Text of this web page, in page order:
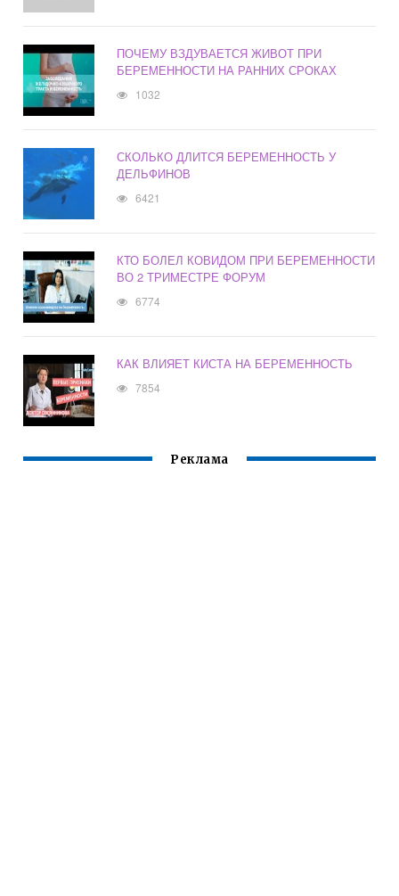
ПОЧЕМУ ВЗДУВАЕТСЯ ЖИВОТ ПРИ
БЕРЕМЕННОСТИ НА РАННИХ СРОКАХ
1032
СКОЛЬКО ДЛИТСЯ БЕРЕМЕННОСТЬ У
ДЕЛЬФИНОВ
6421
КТО БОЛЕЛ КОВИДОМ ПРИ БЕРЕМЕННОСТИ
ВО 2 ТРИМЕСТРЕ ФОРУМ
6774
КАК ВЛИЯЕТ КИСТА НА БЕРЕМЕННОСТЬ
7854
Реклама